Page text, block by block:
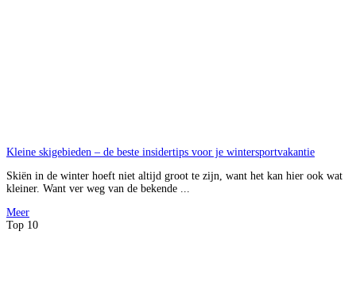
Kleine skigebieden – de beste insidertips voor je wintersportvakantie
Skiën in de winter hoeft niet altijd groot te zijn, want het kan hier ook wat
kleiner. Want ver weg van de bekende ...
Meer
Top 10